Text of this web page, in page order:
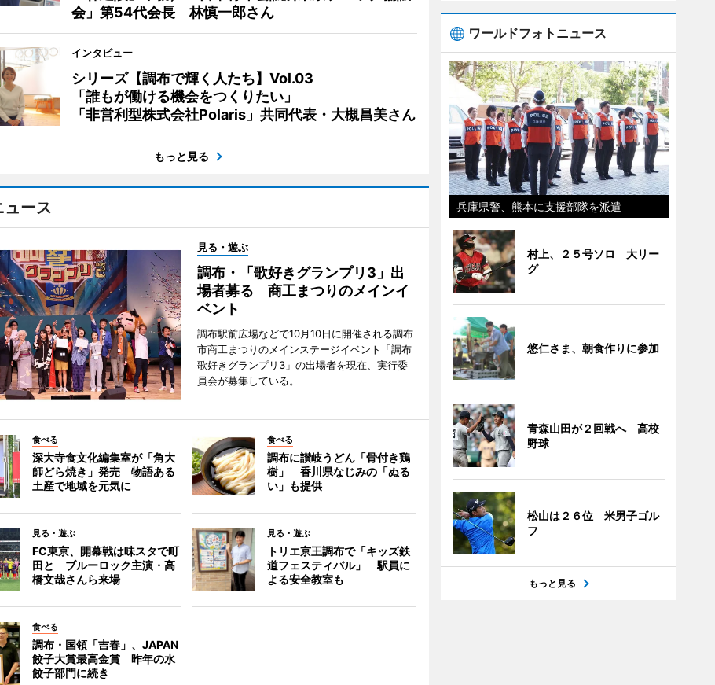
会」第54代会長 林慎一郎さん
インタビュー
シリーズ【調布で輝く人たち】Vol.03
「誰もが働ける機会をつくりたい」
「非営利型株式会社Polaris」共同代表・大槻昌美さん
もっと見る
ュース
見る・遊ぶ
調布・「歌好きグランプリ3」出
場者募る 商工まつりのメインイ
ベント
調布駅前広場などで10月10日に開催される調布
市商工まつりのメインステージイベント「調布
歌好きグランプリ3」の出場者を現在、実行委
員会が募集している。
食べる
深大寺食文化編集室が「角大
師どら焼き」発売 物語ある
土産で地域を元気に
食べる
調布に讃岐うどん「骨付き鶏
樹」 香川県なじみの「ぬる
い」も提供
見る・遊ぶ
FC東京、開幕戦は味スタで町
田と ブルーロック主演・高
橋文哉さんら来場
見る・遊ぶ
トリエ京王調布で「キッズ鉄
道フェスティバル」 駅員に
よる安全教室も
食べる
調布・国領「吉春」、JAPAN
餃子大賞最高金賞 昨年の水
餃子部門に続き
ワールドフォトニュース
兵庫県警、熊本に支援部隊を派遣
村上、２５号ソロ 大リー
グ
悠仁さま、朝食作りに参加
青森山田が２回戦へ 高校
野球
松山は２６位 米男子ゴル
フ
もっと見る